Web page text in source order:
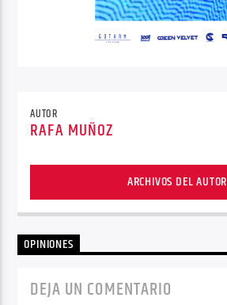
AUTOR
RAFA MUÑOZ
ARCHIVOS DEL AUTOR
OPINIONES
DEJA UN COMENTARIO